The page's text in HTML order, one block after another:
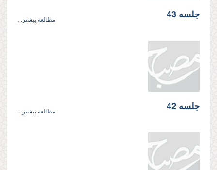
جلسه 43 مطالعه بیشتر...
جلسه 42 مطالعه بیشتر...